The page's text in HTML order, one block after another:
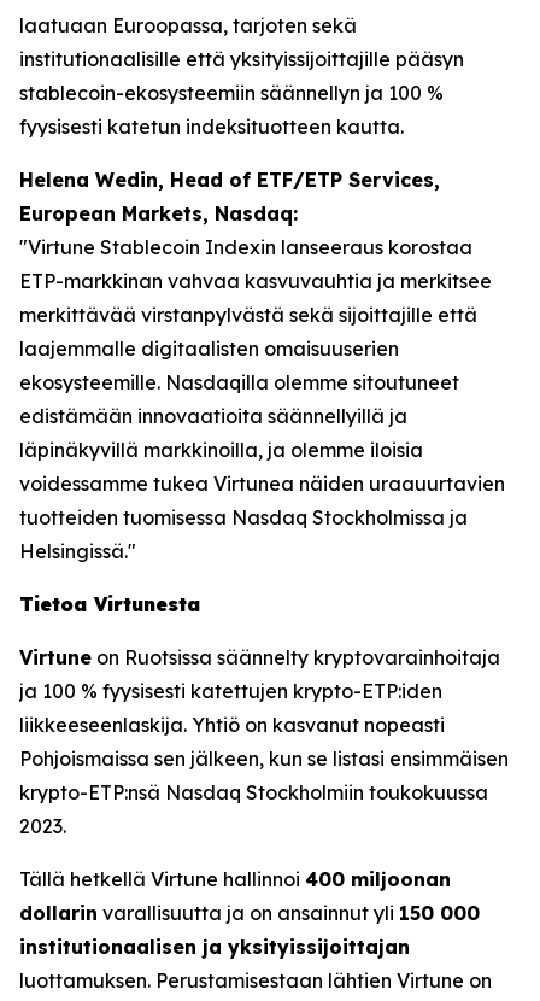
laatuaan Euroopassa, tarjoten sekä
institutionaalisille että yksityissijoittajille pääsyn
stablecoin-ekosysteemiin säännellyn ja 100 %
fyysisesti katetun indeksituotteen kautta.
Helena Wedin, Head of ETF/ETP Services,
European Markets, Nasdaq:
"Virtune Stablecoin Indexin lanseeraus korostaa
ETP-markkinan vahvaa kasvuvauhtia ja merkitsee
merkittävää virstanpylvästä sekä sijoittajille että
laajemmalle digitaalisten omaisuuserien
ekosysteemille. Nasdaqilla olemme sitoutuneet
edistämään innovaatioita säännellyillä ja
läpinäkyvillä markkinoilla, ja olemme iloisia
voidessamme tukea Virtunea näiden uraauurtavien
tuotteiden tuomisessa Nasdaq Stockholmissa ja
Helsingissä."
Tietoa Virtunesta
Virtune on Ruotsissa säännelty kryptovarainhoitaja
ja 100 % fyysisesti katettujen krypto-ETP:iden
liikkeeseenlaskija. Yhtiö on kasvanut nopeasti
Pohjoismaissa sen jälkeen, kun se listasi ensimmäisen
krypto-ETP:nsä Nasdaq Stockholmiin toukokuussa
2023.
Tällä hetkellä Virtune hallinnoi 400 miljoonan
dollarin varallisuutta ja on ansainnut yli 150 000
institutionaalisen ja yksityissijoittajan
luottamuksen. Perustamisestaan lähtien Virtune on